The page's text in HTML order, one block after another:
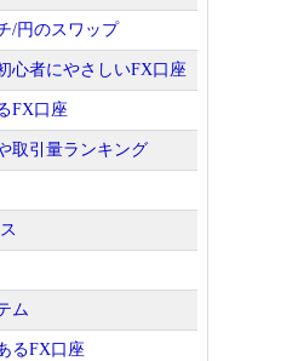
/円のスワップ
心者にやさしいFX口座
FX口座
取引量ランキング
ム
るFX口座